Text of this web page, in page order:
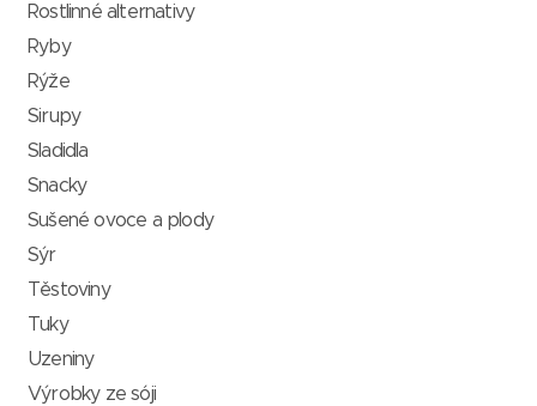
Rostlinné alternativy
Ryby
Rýže
Sirupy
Sladidla
Snacky
Sušené ovoce a plody
Sýr
Těstoviny
Tuky
Uzeniny
Výrobky ze sóji